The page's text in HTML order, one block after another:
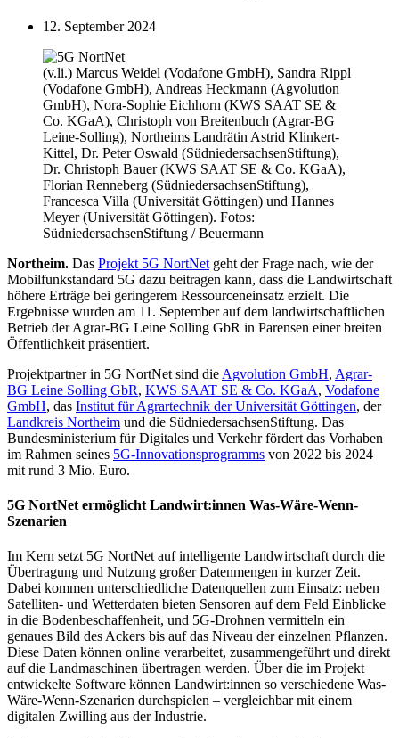
12. September 2024
(v.li.) Marcus Weidel (Vodafone GmbH), Sandra Rippl
(Vodafone GmbH), Andreas Heckmann (Agvolution
GmbH), Nora-Sophie Eichhorn (KWS SAAT SE &
Co. KGaA), Christoph von Breitenbuch (Agrar-BG
Leine-Solling), Northeims Landrätin Astrid Klinkert-
Kittel, Dr. Peter Oswald (SüdniedersachsenStiftung),
Dr. Christoph Bauer (KWS SAAT SE & Co. KGaA),
Florian Renneberg (SüdniedersachsenStiftung),
Francesca Villa (Universität Göttingen) und Hannes
Meyer (Universität Göttingen). Fotos:
SüdniedersachsenStiftung / Beuermann
Northeim. Das Projekt 5G NortNet geht der Frage nach, wie der
Mobilfunkstandard 5G dazu beitragen kann, dass die Landwirtschaft
höhere Erträge bei geringerem Ressourceneinsatz erzielt. Die
Ergebnisse wurden am 11. September auf dem landwirtschaftlichen
Betrieb der Agrar-BG Leine Solling GbR in Parensen einer breiten
Öffentlichkeit präsentiert.
Projektpartner in 5G NortNet sind die Agvolution GmbH, Agrar-
BG Leine Solling GbR, KWS SAAT SE & Co. KGaA, Vodafone
GmbH, das Institut für Agrartechnik der Universität Göttingen, der
Landkreis Northeim und die SüdniedersachsenStiftung. Das
Bundesministerium für Digitales und Verkehr fördert das Vorhaben
im Rahmen seines 5G-Innovationsprogramms von 2022 bis 2024
mit rund 3 Mio. Euro.
5G NortNet ermöglicht Landwirt:innen Was-Wäre-Wenn-
Szenarien
Im Kern setzt 5G NortNet auf intelligente Landwirtschaft durch die
Übertragung und Nutzung großer Datenmengen in kurzer Zeit.
Dabei kommen unterschiedliche Datenquellen zum Einsatz: neben
Satelliten- und Wetterdaten bieten Sensoren auf dem Feld Einblicke
in die Bodenbeschaffenheit, und 5G-Drohnen vermitteln ein
genaues Bild des Ackers bis auf das Niveau der einzelnen Pflanzen.
Diese Daten können online verarbeitet, zusammengeführt und direkt
auf die Landmaschinen übertragen werden. Über die im Projekt
entwickelte Software können Landwirt:innen so verschiedene Was-
Wäre-Wenn-Szenarien durchspielen – vergleichbar mit einem
digitalen Zwilling aus der Industrie.